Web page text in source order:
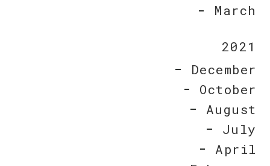
March
2021
December
October
August
July
April